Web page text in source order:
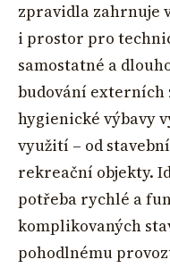
zpravidla zahrnuje
i prostor pro
samostatné a
budování externích
hygienické výbavy
využití – od
rekreační objekty.
potřeba rychlé a
komplikovaných
pohodlnému